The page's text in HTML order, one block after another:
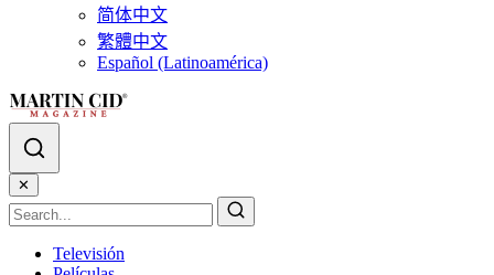
简体中文
繁體中文
Español (Latinoamérica)
✕
Televisión